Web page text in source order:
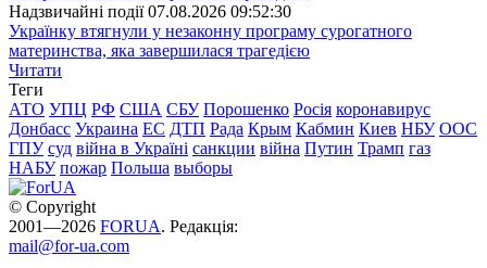
Надзвичайні події 07.08.2026 09:52:30
Українку втягнули у незаконну програму сурогатного
материнства, яка завершилася трагедією
Читати
Теги
АТО УПЦ РФ США СБУ Порошенко Росія коронавирус
Донбасс Украина ЕС ДТП Рада Крым Кабмин Киев НБУ ООС
ГПУ суд війна в Україні санкции війна Путин Трамп газ
НАБУ пожар Польша выборы
© Copyright
2001—2026 FORUA. Редакція:
mail@for-ua.com